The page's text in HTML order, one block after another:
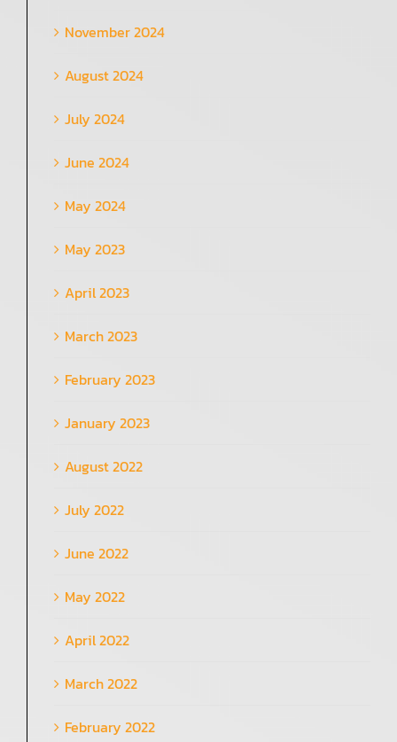
November 2024
August 2024
July 2024
June 2024
May 2024
May 2023
April 2023
March 2023
February 2023
January 2023
August 2022
July 2022
June 2022
May 2022
April 2022
March 2022
February 2022